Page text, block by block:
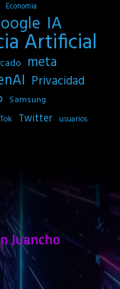
Economia
IA
Artificial
meta
Privacidad
Samsung
Twitter usuarios